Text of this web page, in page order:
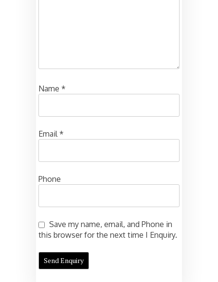
Name *
Email *
Phone
Save my name, email, and Phone in
this browser for the next time I Enquiry.